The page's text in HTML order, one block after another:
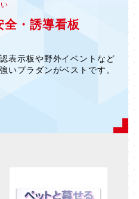
・誘導看板
表示板や野外イベントなど
いプラダンがベストです。